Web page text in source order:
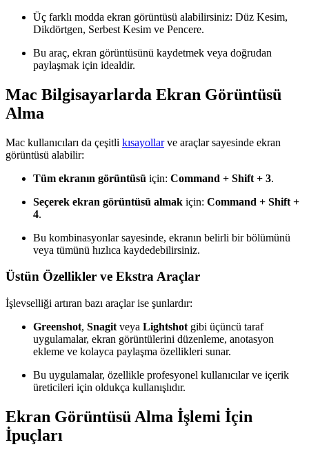
Üç farklı modda ekran görüntüsü alabilirsiniz: Düz Kesim,
Dikdörtgen, Serbest Kesim ve Pencere.
Bu araç, ekran görüntüsünü kaydetmek veya doğrudan
paylaşmak için idealdir.
Mac Bilgisayarlarda Ekran Görüntüsü
Alma
Mac kullanıcıları da çeşitli kısayollarve araçlar sayesinde ekran
görüntüsü alabilir:
Tüm ekranın görüntüsü için: Command + Shift + 3.
Seçerek ekran görüntüsü almak için: Command + Shift +
4.
Bu kombinasyonlar sayesinde, ekranın belirli bir bölümünü
veya tümünü hızlıca kaydedebilirsiniz.
Üstün Özellikler ve Ekstra Araçlar
İşlevselliği artıran bazı araçlar ise şunlardır:
Greenshot, Snagit veya Lightshot gibi üçüncü taraf
uygulamalar, ekran görüntülerini düzenleme, anotasyon
ekleme ve kolayca paylaşma özellikleri sunar.
Bu uygulamalar, özellikle profesyonel kullanıcılar ve içerik
üreticileri için oldukça kullanışlıdır.
Ekran Görüntüsü Alma İşlemi İçin
İpuçları